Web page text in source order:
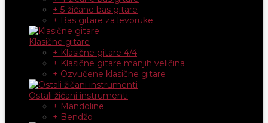
+ 5-žičane bas gitare
+ Bas gitare za levoruke
Klasične gitare
+ Klasične gitare 4/4
+ Klasične gitare manjih veličina
+ Ozvučene klasične gitare
Ostali žičani instrumenti
+ Mandoline
+ Bendžo